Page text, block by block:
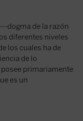
dogma de la razón
diferentes niveles
los cuales ha de
de lo
primariamente
es un